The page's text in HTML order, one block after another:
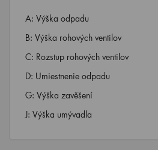
A: Výška odpadu
B: Výška rohových ventilov
C: Rozstup rohových ventilov
D: Umiestnenie odpadu
G: Výška zavěšení
J: Výška umývadla